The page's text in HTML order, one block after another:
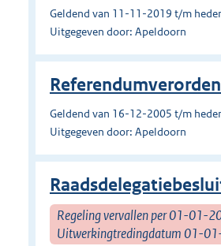
Geldend van 11-11-2019 t/m
Uitgegeven door: Apeldoorn
Geldend van 16-12-2005 t/m
Uitgegeven door: Apeldoorn
Regeling vervallen per 01-01-
Uitwerkingtredingdatum 01-